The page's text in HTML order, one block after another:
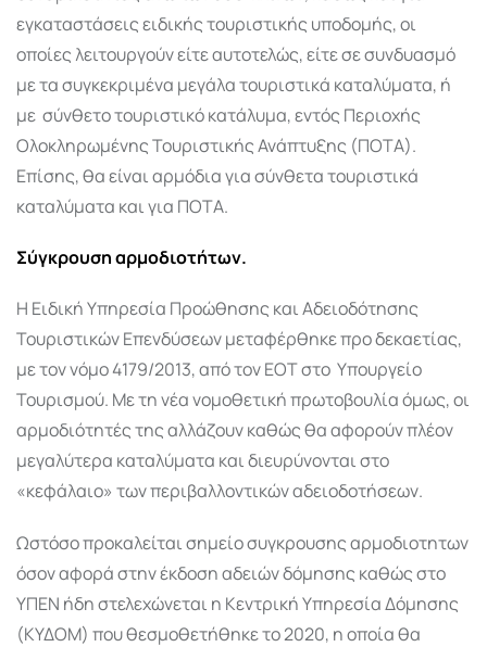
εγκαταστάσεις ειδικής τουριστικής υποδομής, οι
οποίες λειτουργούν είτε αυτοτελώς, είτε σε συνδυασμό
με τα συγκεκριμένα μεγάλα τουριστικά καταλύματα, ή
με σύνθετο τουριστικό κατάλυμα, εντός Περιοχής
Ολοκληρωμένης Τουριστικής Ανάπτυξης (ΠΟΤΑ).
Επίσης, θα είναι αρμόδια για σύνθετα τουριστικά
καταλύματα και για ΠΟΤΑ.
Σύγκρουση αρμοδιοτήτων.
Η Ειδική Υπηρεσία Προώθησης και Αδειοδότησης
Τουριστικών Επενδύσεων μεταφέρθηκε προ δεκαετίας,
με τον νόμο 4179/2013, από τον ΕΟΤ στο Υπουργείο
Τουρισμού. Με τη νέα νομοθετική πρωτοβουλία όμως, οι
αρμοδιότητές της αλλάζουν καθώς θα αφορούν πλέον
μεγαλύτερα καταλύματα και διευρύνονται στο
«κεφάλαιο» των περιβαλλοντικών αδειοδοτήσεων.
Ωστόσο προκαλείται σημείο συγκρουσης αρμοδιοτητων
όσον αφορά στην έκδοση αδειών δόμησης καθώς στο
ΥΠΕΝ ήδη στελεχώνεται η Κεντρική Υπηρεσία Δόμησης
(ΚΥΔΟΜ) που θεσμοθετήθηκε το 2020, η οποία θα